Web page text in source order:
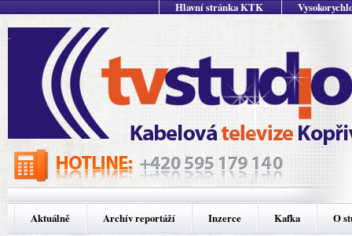
Hlavní stránka KTK
Aktuálně Archív reportáží Inzerce Kafka O